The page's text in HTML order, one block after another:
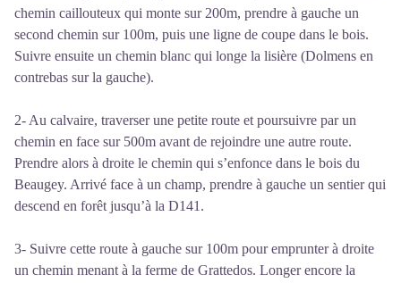
chemin caillouteux qui monte sur 200m, prendre à gauche un
second chemin sur 100m, puis une ligne de coupe dans le bois.
Suivre ensuite un chemin blanc qui longe la lisière (Dolmens en
contrebas sur la gauche).
2- Au calvaire, traverser une petite route et poursuivre par un
chemin en face sur 500m avant de rejoindre une autre route.
Prendre alors à droite le chemin qui s’enfonce dans le bois du
Beaugey. Arrivé face à un champ, prendre à gauche un sentier qui
descend en forêt jusqu’à la D141.
3- Suivre cette route à gauche sur 100m pour emprunter à droite
un chemin menant à la ferme de Grattedos. Longer encore la